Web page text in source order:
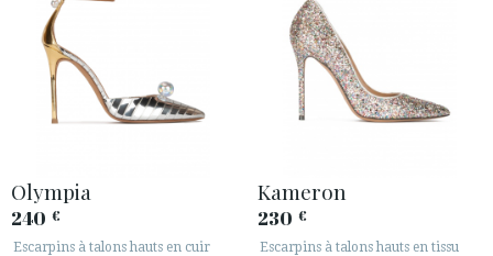
Olympia
240 €
Escarpins à talons hauts en cuir
Kameron
230 €
Escarpins à talons hauts en tissu